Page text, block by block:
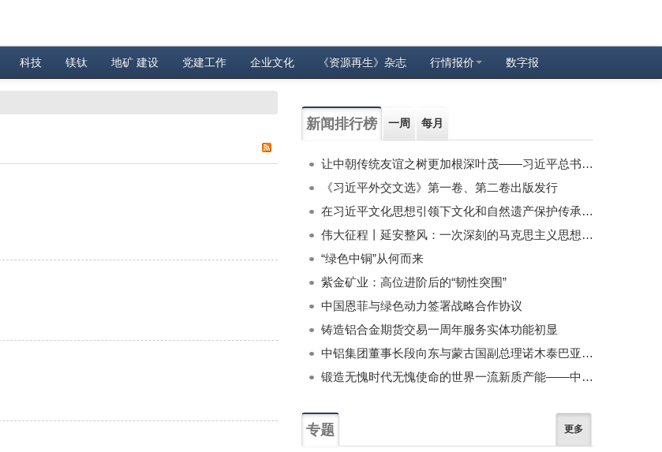
科技 镁钛 地矿 建设 党建工作 企业文化 《资源再生》杂志 行情报价 数字报
新闻排行榜 一周 每月
让中朝传统友谊之树更加根深叶茂——习近平总书记对朝鲜进行国事访问纪实
《习近平外交文选》第一卷、第二卷出版发行
在习近平文化思想引领下文化和自然遗产保护传承利用工作开创新局面
伟大征程丨延安整风：一次深刻的马克思主义思想教育运动
“绿色中铜”从何而来
紫金矿业：高位进阶后的“韧性突围”
中国恩菲与绿色动力签署战略合作协议
铸造铝合金期货交易一周年服务实体功能初显
中铝集团董事长段向东与蒙古国副总理诺木泰巴亚尔举行会谈
锻造无愧时代无愧使命的世界一流新质产能——中国有色金属工业的战略应对与破局之道（二）
专题 更多